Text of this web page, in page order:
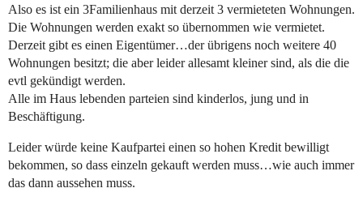
Also es ist ein 3Familienhaus mit derzeit 3 vermieteten Wohnungen.
Die Wohnungen werden exakt so übernommen wie vermietet.
Derzeit gibt es einen Eigentümer…der übrigens noch weitere 40
Wohnungen besitzt; die aber leider allesamt kleiner sind, als die die
evtl gekündigt werden.
Alle im Haus lebenden parteien sind kinderlos, jung und in
Beschäftigung.
Leider würde keine Kaufpartei einen so hohen Kredit bewilligt
bekommen, so dass einzeln gekauft werden muss…wie auch immer
das dann aussehen muss.